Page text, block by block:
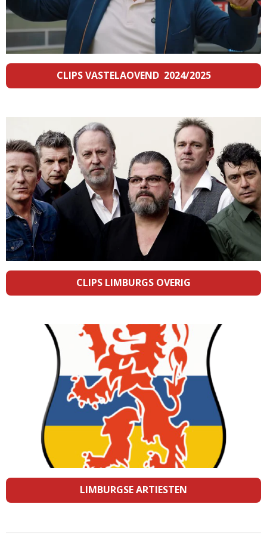
CLIPS VASTELAOVEND 2024/2025
CLIPS LIMBURGS OVERIG
LIMBURGSE ARTIESTEN